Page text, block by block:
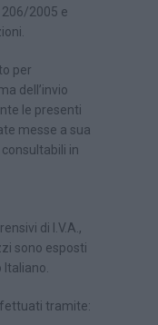
206/2005 e
per
dell’invio
le presenti
messe a sua
in
di I.V.A.,
sono esposti
tramite: